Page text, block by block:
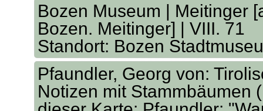
Bozen Museum | Meitinger
Bozen. Meitinger] | VIII. 71
Standort: Bozen
Pfaundler, Georg von:
Notizen mit Stammbäumen